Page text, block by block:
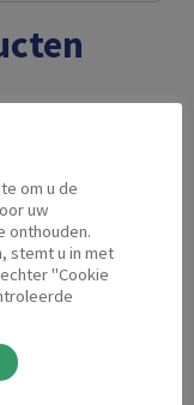
om u de
uw
onthouden.
stemt u in met
"Cookie